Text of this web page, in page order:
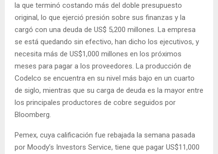
la que terminó costando más del doble presupuesto
original, lo que ejerció presión sobre sus finanzas y la
cargó con una deuda de US$ 5,200 millones. La empresa
se está quedando sin efectivo, han dicho los ejecutivos, y
necesita más de US$1,000 millones en los próximos
meses para pagar a los proveedores. La producción de
Codelco se encuentra en su nivel más bajo en un cuarto
de siglo, mientras que su carga de deuda es la mayor entre
los principales productores de cobre seguidos por
Bloomberg.
Pemex, cuya calificación fue rebajada la semana pasada
por Moody’s Investors Service, tiene que pagar US$11,000